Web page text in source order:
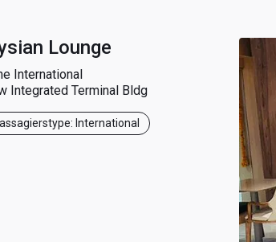
Lounge
International
Integrated Terminal Bldg
International